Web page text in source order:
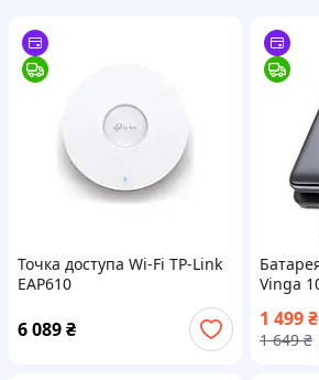
Точка доступа Wi-Fi TP-Link
EAP610
6 089₴
Vinga
1 499₴
1 649 ₴